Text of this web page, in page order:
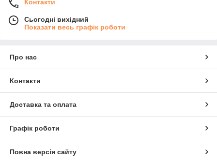
Контакти
Сьогодні вихідний
Показати весь графік роботи
Про нас
Контакти
Доставка та оплата
Графік роботи
Повна версія сайту